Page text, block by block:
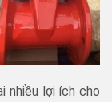
nhiều lợi ích cho